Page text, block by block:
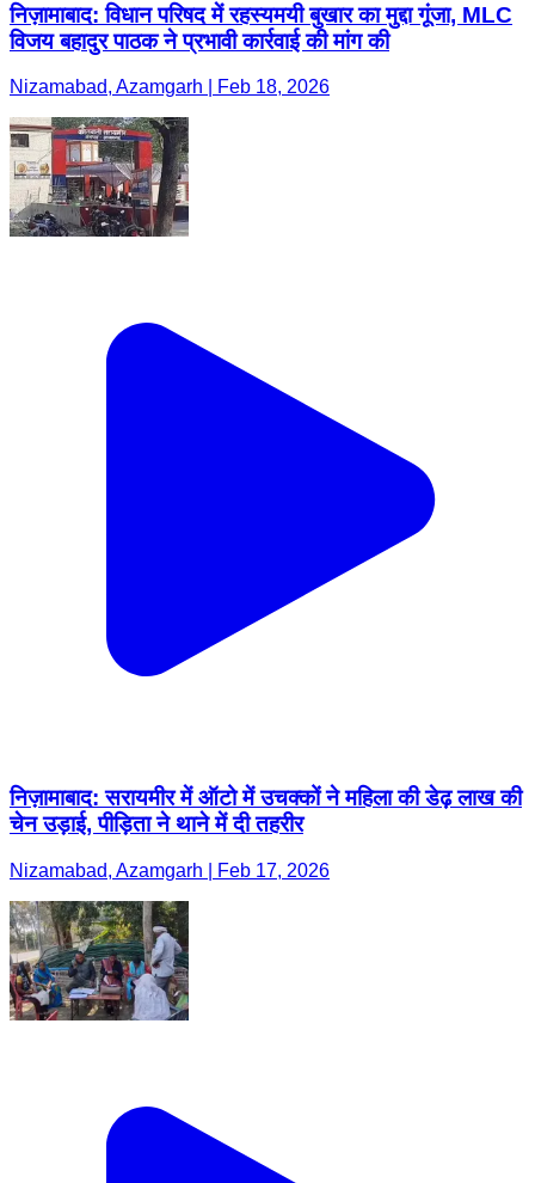
निज़ामाबाद: विधान परिषद में रहस्यमयी बुखार का मुद्दा गूंजा, MLC
विजय बहादुर पाठक ने प्रभावी कार्रवाई की मांग की
Nizamabad, Azamgarh | Feb 18, 2026
निज़ामाबाद: सरायमीर में ऑटो में उचक्कों ने महिला की डेढ़ लाख की
चेन उड़ाई, पीड़िता ने थाने में दी तहरीर
Nizamabad, Azamgarh | Feb 17, 2026